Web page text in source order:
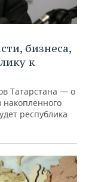
бизнеса,
к
Татарстана — о
накопленного
республика